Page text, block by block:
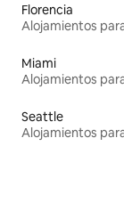
Florencia
Miami
Seattle